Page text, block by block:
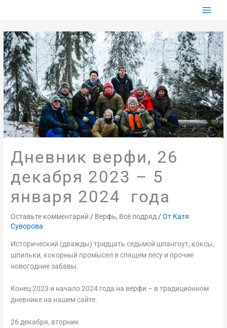
Дневник верфи, 26
декабря 2023 – 5
января 2024 года
Оставьте комментарий / Верфь, Всё подряд/ От Катя
Суворова
Исторический (дважды) тридцать седьмой шпангоут, коксы,
шпильки, кокорный промысел в спящем лесу и прочие
новогодние забавы.
Конец 2023 и начало 2024 года на верфи – в традиционном
дневнике на нашем сайте.
26 декабря, вторник